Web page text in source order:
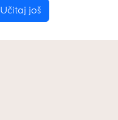
Učitaj još